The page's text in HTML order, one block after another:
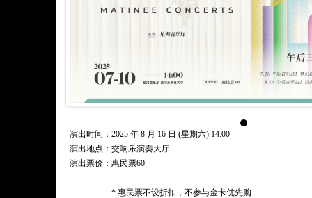
演出时间：2025 年 8 月 16 日 (星期六) 14:00
演出地点：交响乐演奏大厅
演出票价： 惠民票60
* 惠民票不设折扣，不参与金卡优先购